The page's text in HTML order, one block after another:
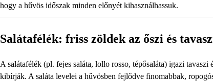
hogy a hűvös időszak minden előnyét kihasználhassuk.
Salátafélék: friss zöldek az őszi és
A salátafélék (pl. fejes saláta, lollo rosso, tépősaláta) igazi
kibírják. A saláta levelei a hűvösben fejlődve finomabbak,